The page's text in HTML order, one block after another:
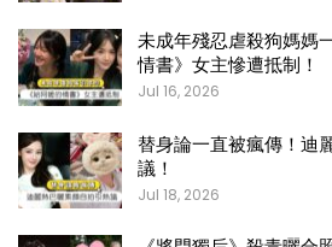
未成年殘忍虐殺狗媽媽
情書》女主慘遭抵制！
Jul 16, 2026
替身論一直被瘋傳！迪
議！
Jul 18, 2026